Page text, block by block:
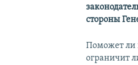
стороны
Поможет ли
ограничит